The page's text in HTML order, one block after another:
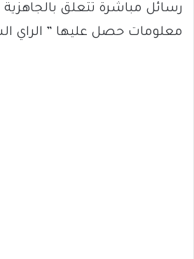
رسائل مباشرة تتعلق
معلومات حصل عليها ” الراي